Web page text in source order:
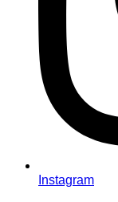
Instagram